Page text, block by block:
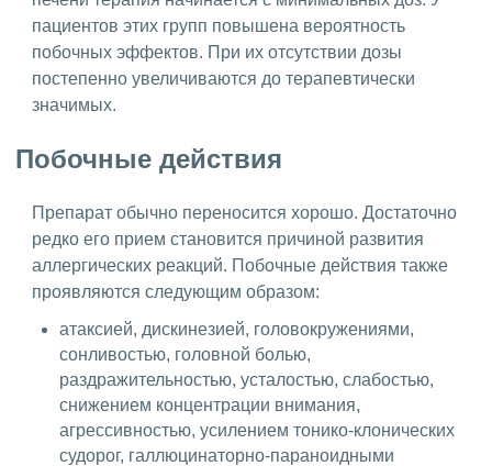
пациентов этих групп повышена вероятность
побочных эффектов. При их отсутствии дозы
постепенно увеличиваются до терапевтически
значимых.
Побочные действия
Препарат обычно переносится хорошо. Достаточно
редко его прием становится причиной развития
аллергических реакций. Побочные действия также
проявляются следующим образом:
атаксией, дискинезией, головокружениями,
сонливостью, головной болью,
раздражительностью, усталостью, слабостью,
снижением концентрации внимания,
агрессивностью, усилением тонико-клонических
судорог, галлюцинаторно-параноидными